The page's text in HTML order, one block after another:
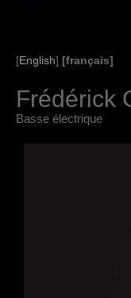
[English] [français]
Frédérick
Basse électrique